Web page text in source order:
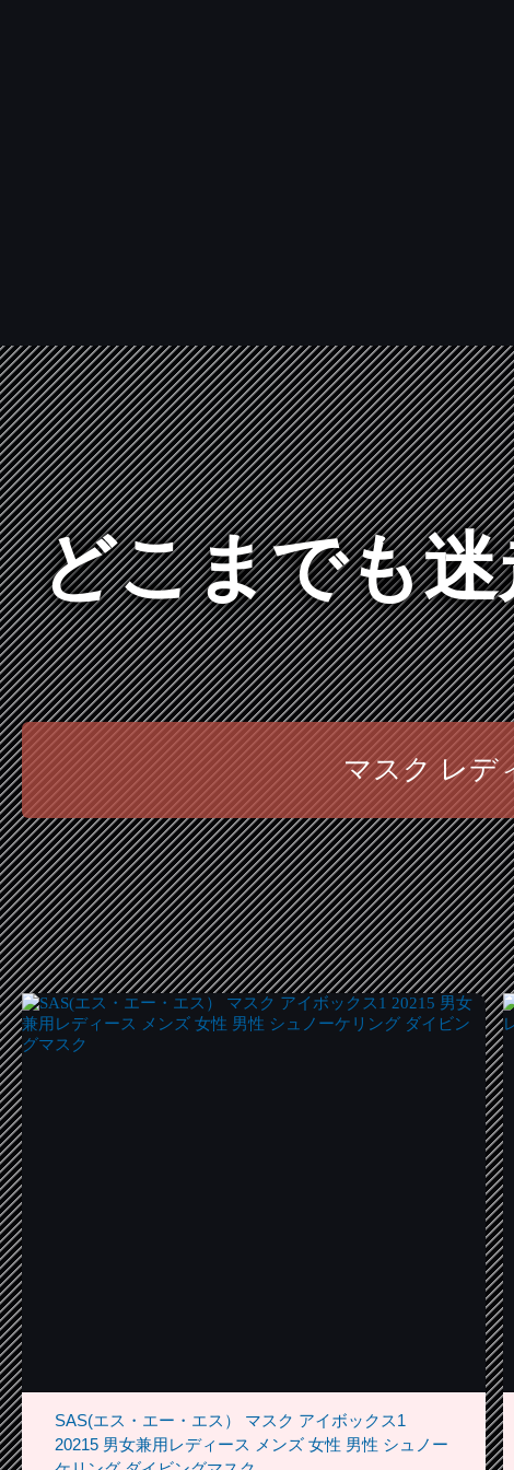
どこまでも
マスク レデ
SAS(エス・エー・エス） マスク アイボックス1
20215 男女兼用レディース メンズ 女性 男性 シュノー